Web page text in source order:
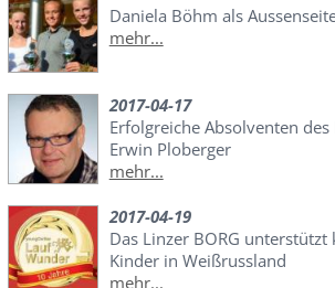
Daniela Böhm als
mehr...
2017-04-17
Erfolgreiche Absolventen des
Erwin Ploberger
mehr...
2017-04-19
Das Linzer BORG unterstützt
Kinder in Weißrussland
mehr...